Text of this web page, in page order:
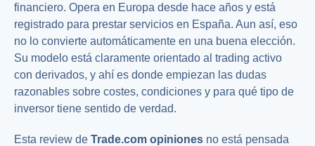
financiero. Opera en Europa desde hace años y está
registrado para prestar servicios en España. Aun así, eso
no lo convierte automáticamente en una buena elección.
Su modelo está claramente orientado al trading activo
con derivados, y ahí es donde empiezan las dudas
razonables sobre costes, condiciones y para qué tipo de
inversor tiene sentido de verdad.
Esta review de Trade.com opiniones no está pensada